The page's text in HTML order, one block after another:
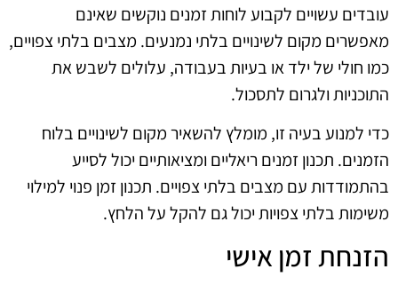
עובדים עשויים לקבוע לוחות זמנים נוקשים שאינם
מאפשרים מקום לשינויים בלתי נמנעים. מצבים בלתי צפויים,
כמו חולי של ילד או בעיות בעבודה, עלולים לשבש את
התוכניות ולגרום לתסכול.
כדי למנוע בעיה זו, מומלץ להשאיר מקום לשינויים בלוח
הזמנים. תכנון זמנים ריאליים ומציאותיים יכול לסייע
בהתמודדות עם מצבים בלתי צפויים. תכנון זמן פנוי למילוי
משימות בלתי צפויות יכול גם להקל על הלחץ.
הזנחת זמן אישי